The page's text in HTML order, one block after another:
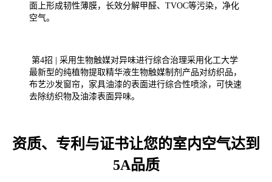
面上形成韧性薄膜，长效分解甲醛、TVOC等污染，净化
空气。
第4招 | 采用生物触媒对异味进行综合治理采用化工大学
最新型的纯植物提取精华液生物触媒制剂产品对纺织品，
布艺沙发窗帘，家具油漆的表面进行综合性喷涂，可快速
去除纺织物及油漆表面异味。
资质、专利与证书让您的室内空气达到
5A品质